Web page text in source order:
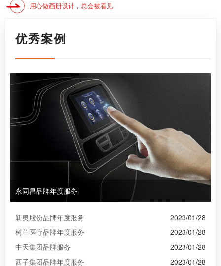
用心做画册设计，总会被看见
优秀案例
永同昌品牌年度服务
2023/01/28
新奥股份品牌年度服务
2023/01/28
树兰医疗品牌年度服务
2023/01/28
中天集团品牌服务
2023/01/28
西子集团品牌年度服务